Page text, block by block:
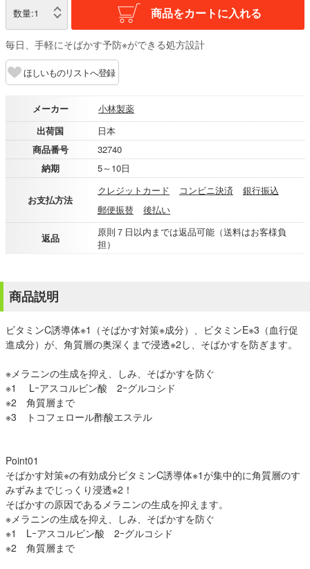
数量:1 商品をカートに入れる
毎日、手軽にそばかす予防※ができる処方設計
ほしいものリストへ登録
メーカー
小林製薬
出荷国
日本
商品番号
32740
納期
5～10日
お支払方法
クレジットカード コンビニ決済
銀行振込
郵便振替
後払い
返品
原則７日以内までは返品可能（送料はお客様負
担）
商品説明
ビタミンC誘導体※1（そばかす対策※成分）、ビタミンE※3（血行促
進成分）が、角質層の奥深くまで浸透※2し、そばかすを防ぎます。
※メラニンの生成を抑え、しみ、そばかすを防ぐ
※1 Lｰアスコルビン酸 2ｰグルコシド
※2 角質層まで
※3 トコフェロール酢酸エステル
Point01
そばかす対策※の有効成分ビタミンC誘導体※1が集中的に角質層のす
みずみまでじっくり浸透※2！
そばかすの原因であるメラニンの生成を抑えます。
※メラニンの生成を抑え、しみ、そばかすを防ぐ
※1 Lｰアスコルビン酸 2ｰグルコシド
※2 角質層まで